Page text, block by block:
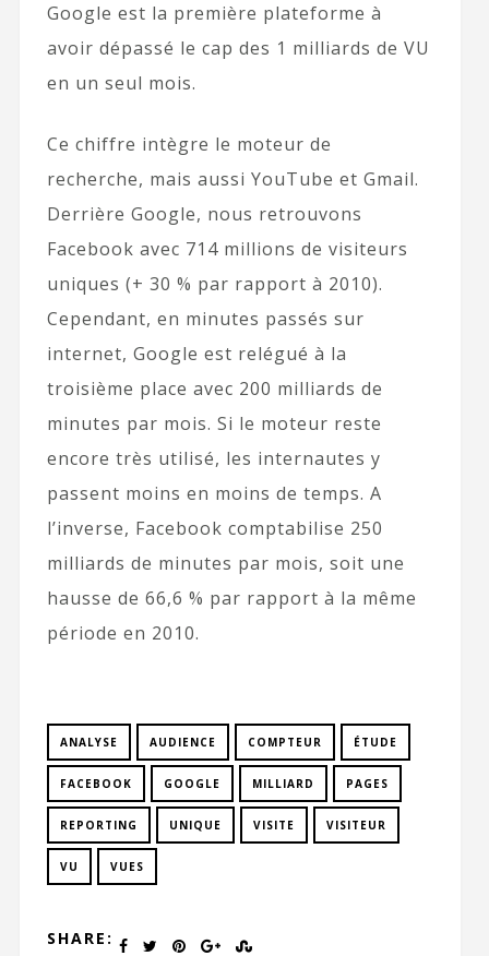
Google est la première plateforme à
avoir dépassé le cap des 1 milliards de VU
en un seul mois.
Ce chiffre intègre le moteur de
recherche, mais aussi YouTube et Gmail.
Derrière Google, nous retrouvons
Facebook avec 714 millions de visiteurs
uniques (+ 30 % par rapport à 2010).
Cependant, en minutes passés sur
internet, Google est relégué à la
troisième place avec 200 milliards de
minutes par mois. Si le moteur reste
encore très utilisé, les internautes y
passent moins en moins de temps. A
l’inverse, Facebook comptabilise 250
milliards de minutes par mois, soit une
hausse de 66,6 % par rapport à la même
période en 2010.
ANALYSE AUDIENCE COMPTEUR ÉTUDE
FACEBOOK GOOGLE MILLIARD PAGES
REPORTING UNIQUE VISITE VISITEUR
VU VUES
SHARE: